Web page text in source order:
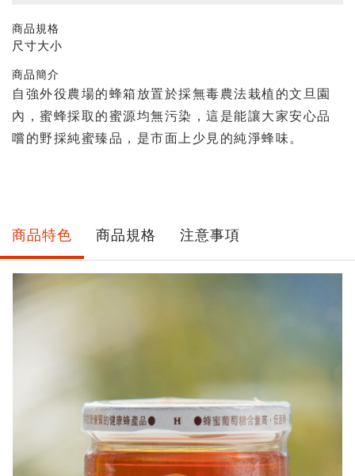
商品規格
尺寸大小
商品簡介
自強外役農場的蜂箱放置於採無毒農法栽植的文旦園
內，蜜蜂採取的蜜源均無污染，這是能讓大家安心品
嚐的野採純蜜臻品，是市面上少見的純淨蜂味。
商品特色 商品規格 注意事項